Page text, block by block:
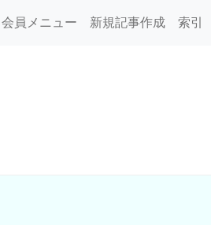
会員メニュー 新規記事作成 索引